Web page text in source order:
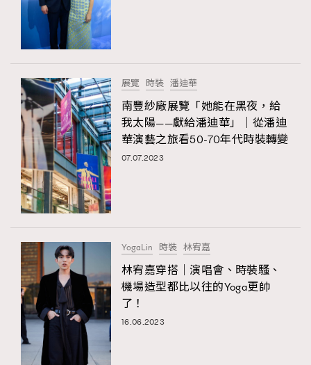
展覽 時裝 潘迪華
南豐紗廠展覽「她能在黑夜，給
我太陽——獻給潘迪華」｜從潘迪
華演藝之旅看50-70年代時裝轉變
07.07.2023
YogaLin 時裝 林宥嘉
林宥嘉穿搭｜演唱會、時裝騷、
機場造型都比以往的Yoga更帥
了！
16.06.2023